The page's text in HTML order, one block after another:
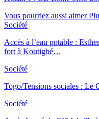
Vous pourriez aussi aimer
Société
Accès à l’eau potable :
fort à Koutigbé…
Société
Togo/Tensions sociales : Le
Société